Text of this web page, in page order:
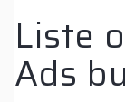
Liste
Ads